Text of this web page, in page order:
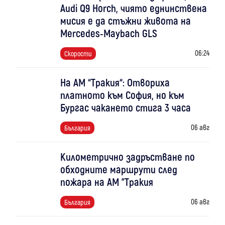
Audi Q9 Horch, чиято еднинствена
мисия е да стъжни живота на
Mercedes-Maybach GLS
Скорости 06:24
На АМ “Тракия“: Отвориха
платното към София, но към
Бургас чакането стига 3 часа
България 06 авг
Километрично задръстване по
обходните маршрути след
пожара на АМ "Тракия
България 06 авг